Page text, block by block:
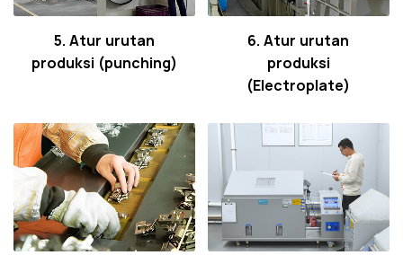
5. Atur urutan
produksi (punching)
6. Atur urutan
produksi
(Electroplate)